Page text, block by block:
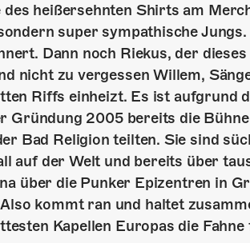
heißersehnten Shirts am
super sympathische
Dann noch Riekus, der
nicht zu vergessen Willem,
Riffs einheizt. Es ist aufgrund
2005 bereits die
Bad Religion teilten. Sie sind
auf der Welt und bereits über
über die Punker Epizentren in
kommt ran und haltet
Kapellen Europas die